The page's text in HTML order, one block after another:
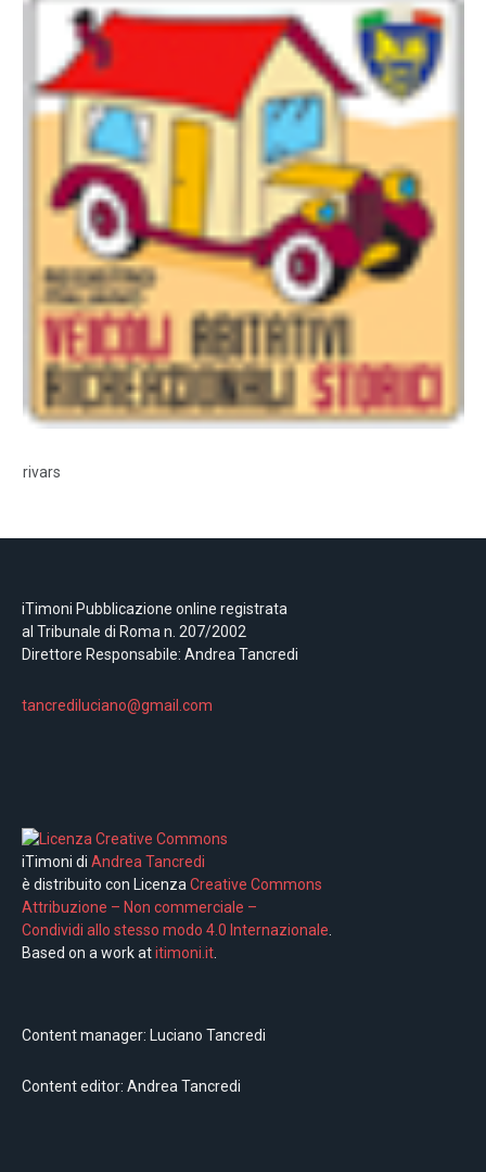
rivars
iTimoni Pubblicazione online registrata
al Tribunale di Roma n. 207/2002
Direttore Responsabile: Andrea Tancredi
tancrediluciano@gmail.com
iTimoni di Andrea Tancredi
è distribuito con LicenzaCreative Commons
Attribuzione – Non commerciale –
Condividi allo stesso modo 4.0 Internazionale.
Based on a work atitimoni.it.
Content manager: Luciano Tancredi
Content editor: Andrea Tancredi